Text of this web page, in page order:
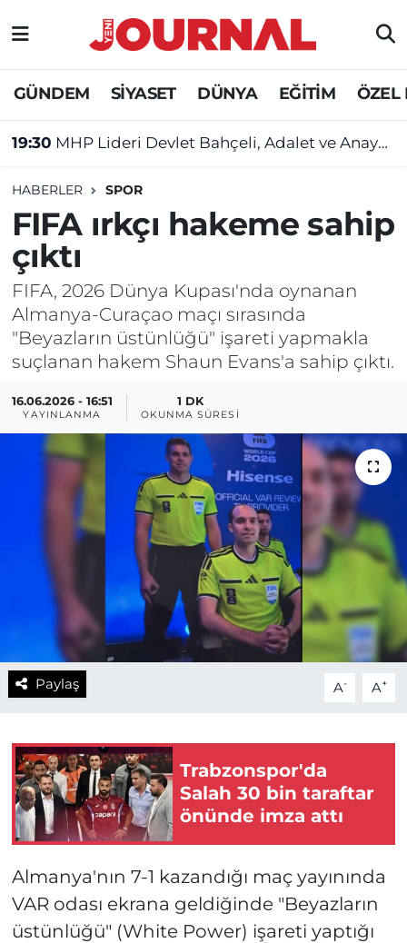
GÜNDEM SİYASET DÜNYA EĞİTİM ÖZEL
19:30 MHP Lideri Devlet Bahçeli, Adalet ve Anayasa Komisyonu üyelerini kabul etti
HABERLER SPOR
FIFA ırkçı hakeme sahip
çıktı
FIFA, 2026 Dünya Kupası'nda oynanan
Almanya-Curaçao maçı sırasında
"Beyazların üstünlüğü" işareti yapmakla
suçlanan hakem Shaun Evans'a sahip çıktı.
16.06.2026 - 16:51
YAYINLANMA
1 DK
OKUNMA SÜRESI
Paylaş A- A+
Trabzonspor'da
Salah 30 bin taraftar
önünde imza attı
Almanya'nın 7-1 kazandığı maç yayınında
VAR odası ekrana geldiğinde "Beyazların
üstünlüğü" (White Power) işareti yaptığı
GÜNDEM
SİYASET
DÜNYA
EĞİTİM
ÖZEL HABER
Nöbetçi Eczaneler
Hava Durumu
Süper Lig Puan Durumu ve Fikstür
Tüm Manşetler
Son Dakika Haberleri
Haber Arşivi